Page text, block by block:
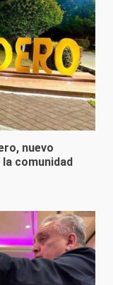
nuevo
comunidad